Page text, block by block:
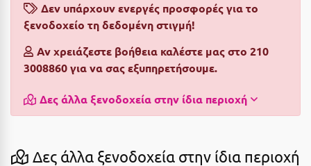
Αργολίδα
Αρκαδία
Αρκίτσα
Αρτέμιδα
Αρχαία Ολυμπία
Ξενοδοχεία 3 Αστέρων
Ξενοδοχεία 4 Αστέρων
Ξενοδοχεία 5 Αστέρων
Βίλες
Ενοικιαζόμενα Δωμάτια
Δεν υπάρχουν ενεργές προσφορές για το
ξενοδοχείο τη δεδομένη στιγμή!
Αν χρειάζεστε βοήθεια καλέστε μας στο 210
3008860 για να σας εξυπηρετήσουμε.
Δες άλλα ξενοδοχεία στην ίδια περιοχή
Δες άλλα ξενοδοχεία στην ίδια περιοχή